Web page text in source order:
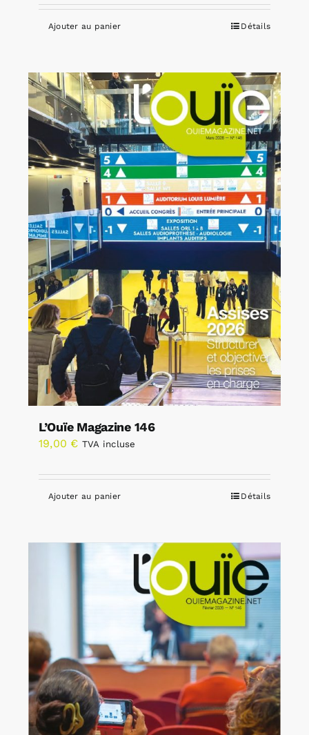
Ajouter au panier Détails
L’Ouïe Magazine 146
19,00 € TVA incluse
Ajouter au panier Détails